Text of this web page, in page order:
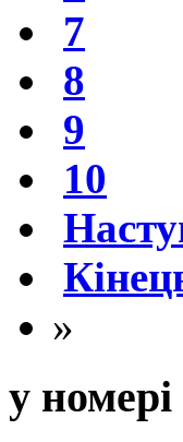
7
8
9
10
»
у номері